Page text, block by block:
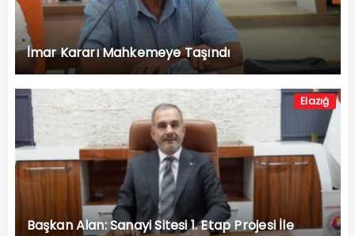
İmar Kararı Mahkemeye Taşındı
Elazığ
Başkan Alan: Sanayi Sitesi 1. Etap Projesi İle